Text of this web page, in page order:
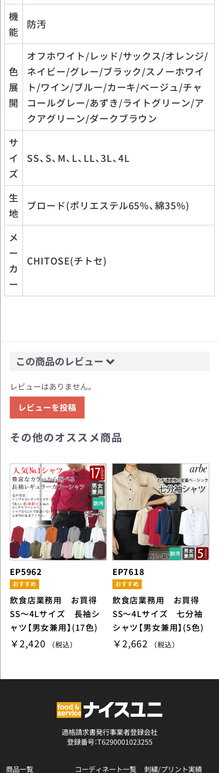
機
能
防汚
色
展
開
オフホワイト/レッド/サックス/オレンジ/
ネイビー/グレー/ブラック/スノーホワイ
ト/ワイン/ブルー/カーキ/ベージュ/チャ
コールグレー/あずき/ライトグリーン/ア
クアグリーン/ダークブラウン
サ
イ
ズ
SS、S、M、L、LL、3L、4L
生
地
ブロード(ポリエステル65%、綿35%)
メ
ー
カ
ー
CHITOSE(チトセ)
この商品のレビュー
レビューはありません。
レビューを投稿
その他のオススメ商品
EP5962
飲食店業務用 お買得
SS～4Lサイズ 長袖シ
ャツ【男女兼用】(17色)
￥2,420 （税込）
EP7618
飲食店業務用 お買得
SS～4Lサイズ 七分袖
シャツ【男女兼用】(5色)
￥2,662 （税込）
適格請求書発行事業者登録会社
登録番号：T6290001023255
商品一覧 コーディネート一覧 刺繍/プリント実績